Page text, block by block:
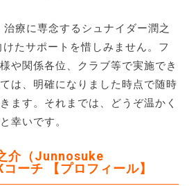
療に専念するシュナイダー潤之
たサポートを惜しみません。フ
や関係各位、クラブ等で実施でき
は、明確になりました時点で随時
ます。それまでは、どうぞ温かく
幸いです。
介（Junnosuke
ーチ 【プロフィール】